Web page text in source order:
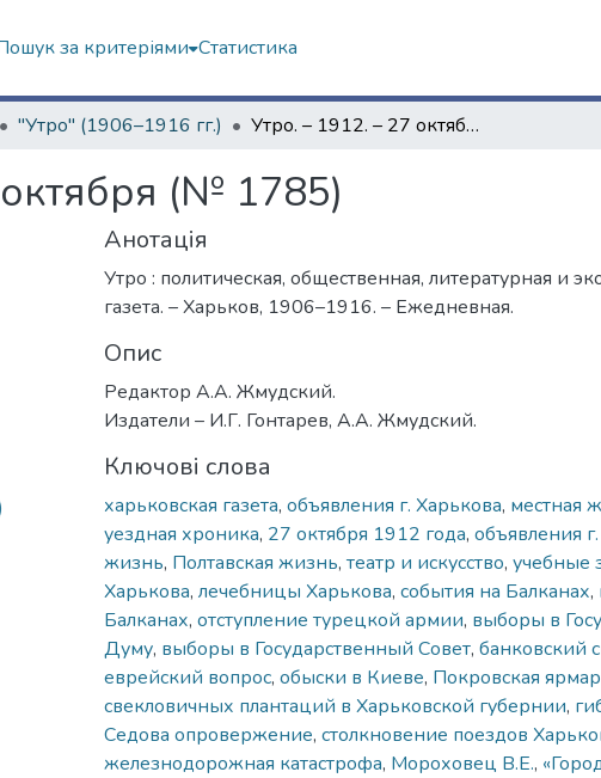
за критеріями Статистика
"Утро" (1906–1916 гг.) Утро. – 1912. – 27 октября (№ 1785)
(№ 1785)
Анотація
Утро : политическая, общественная, литературная и
газета. – Харьков, 1906–1916. – Ежедневная.
Опис
Редактор А.А. Жмудский.
Издатели – И.Г. Гонтарев, А.А. Жмудский.
Ключові слова
харьковская газета, объявления г. Харькова, местная
уездная хроника, 27 октября 1912 года, объявления
жизнь, Полтавская жизнь, театр и искусство, учебные
Харькова, лечебницы Харькова, события на Балканах,
Балканах, отступление турецкой армии, выборы в
Думу, выборы в Государственный Совет, банковский
еврейский вопрос, обыски в Киеве, Покровская
свекловичных плантаций в Харьковской губернии,
Седова опровержение, столкновение поездов
железнодорожная катастрофа, Мороховец В.Е.,